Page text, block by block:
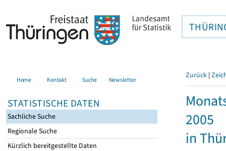
Home Kontakt Suche Newsletter
STATISTISCHE DATEN
Sachliche Suche
Regionale Suche
Kürzlich bereitgestellte Daten
Zurück |
2005
in